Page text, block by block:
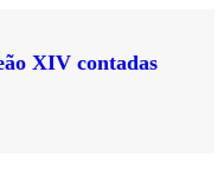
XIV contadas